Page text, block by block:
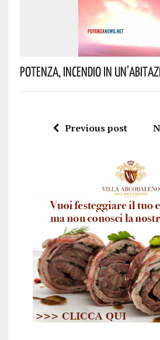
Potenza, Incendio In
Previous post